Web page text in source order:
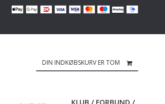
DIN INDKØBSKURV ER TOM